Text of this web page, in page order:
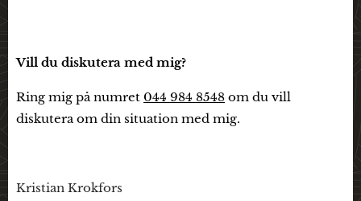
Vill du diskutera med mig?
Ring mig på numret 044 984 8548 om du vill
diskutera om din situation med mig.
Kristian Krokfors